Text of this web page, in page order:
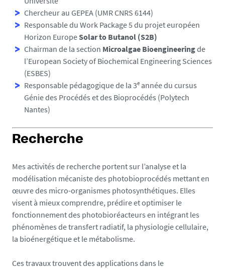
Chercheur au GEPEA (UMR CNRS 6144)
Responsable du Work Package 5 du projet européen
Horizon EuropeSolar to Butanol (S2B)
Chairman de la section Microalgae Bioengineeringde
l’European Society of Biochemical Engineering Sciences
(ESBES)
Responsable pédagogique de la 3ᵉ année du cursus
Génie des Procédés et des Bioprocédés (Polytech
Nantes)
Recherche
Mes activités de recherche portent sur l’analyse et la
modélisation mécaniste des photobioprocédés mettant en
œuvre des micro-organismes photosynthétiques. Elles
visent à mieux comprendre, prédire et optimiser le
fonctionnement des photobioréacteurs en intégrant les
phénomènes de transfert radiatif, la physiologie cellulaire,
la bioénergétique et le métabolisme.
Ces travaux trouvent des applications dans le